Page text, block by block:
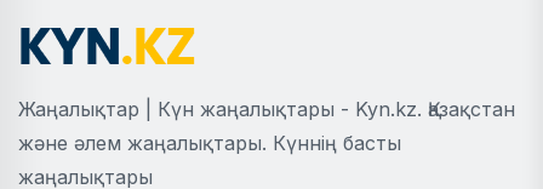
Жаңалықтар | Күн жаңалықтары - Kyn.kz. Қазақстан
және әлем жаңалықтары. Күннің басты
жаңалықтары